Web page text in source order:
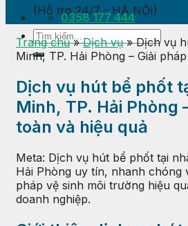
(Hỗ trợ 24/7 - HÀ NỘI)
0358 177 444
Trang chủ»Dịch vụ»Dịch vụ
Minh, TP. Hải Phòng – Giải
Dịch vụ hút bể phốt
Minh, TP. Hải Phòng
toàn và hiệu quả
Meta: Dịch vụ hút bể phốt tại
Hải Phòng uy tín, nhanh chóng
pháp vệ sinh môi trường hiệu
doanh nghiệp.